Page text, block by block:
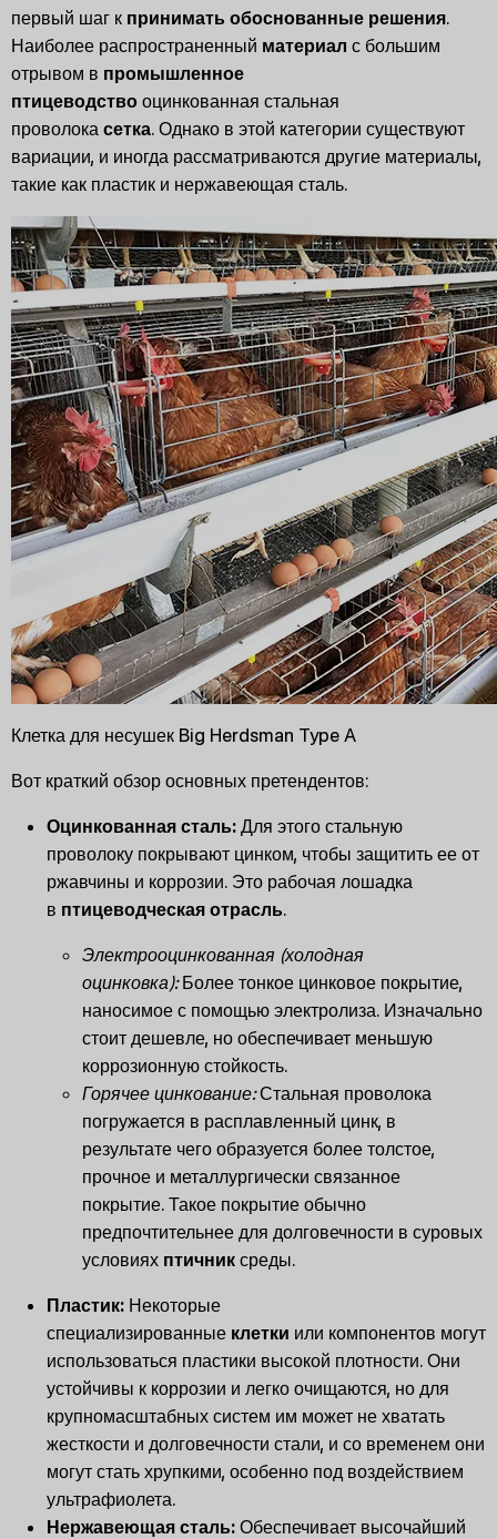
первый шаг к принимать обоснованные решения.
Наиболее распространенный материал с большим
отрывом в промышленное
птицеводство оцинкованная стальная
проволока сетка. Однако в этой категории существуют
вариации, и иногда рассматриваются другие материалы,
такие как пластик и нержавеющая сталь.
Клетка для несушек Big Herdsman Type A
Вот краткий обзор основных претендентов:
Оцинкованная сталь: Для этого стальную
проволоку покрывают цинком, чтобы защитить ее от
ржавчины и коррозии. Это рабочая лошадка
в птицеводческая отрасль.
Электрооцинкованная (холодная
оцинковка):Более тонкое цинковое покрытие,
наносимое с помощью электролиза. Изначально
стоит дешевле, но обеспечивает меньшую
коррозионную стойкость.
Горячее цинкование:Стальная проволока
погружается в расплавленный цинк, в
результате чего образуется более толстое,
прочное и металлургически связанное
покрытие. Такое покрытие обычно
предпочтительнее для долговечности в суровых
условиях птичник среды.
Пластик: Некоторые
специализированные клетки или компонентов могут
использоваться пластики высокой плотности. Они
устойчивы к коррозии и легко очищаются, но для
крупномасштабных систем им может не хватать
жесткости и долговечности стали, и со временем они
могут стать хрупкими, особенно под воздействием
ультрафиолета.
Нержавеющая сталь: Обеспечивает высочайший